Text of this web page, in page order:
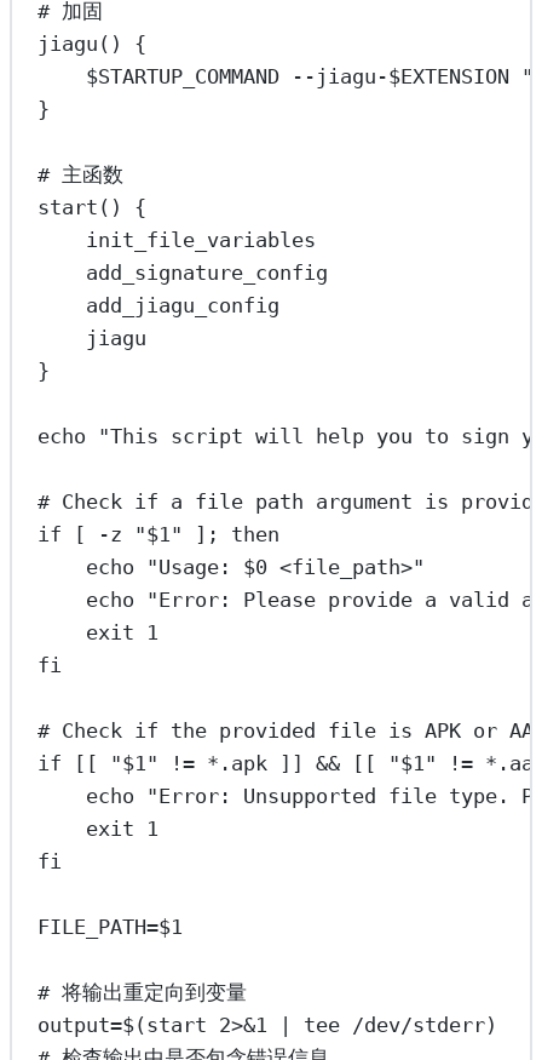
# 加固
jiagu () {
$STARTUP_COMMAND
--jiagu-$EXTENSION "
}
# 主函数
start () {
init_file_variables
add_signature_config
add_jiagu_config
jiagu
}
echo "This script will help you to sign
# Check if a file path argument is
if [ -z "$1" ]; then
echo
"Usage: $0 <file_path>"
echo
"Error: Please provide a valid
exit
1
fi
# Check if the provided file is APK or
if [[ "$1" != * .apk ]] && [[ "$1" != *
echo
"Error: Unsupported file type.
exit
1
fi
FILE_PATH=$1
# 将输出重定向到变量
output=$(start 2>&1 tee /dev/stderr)